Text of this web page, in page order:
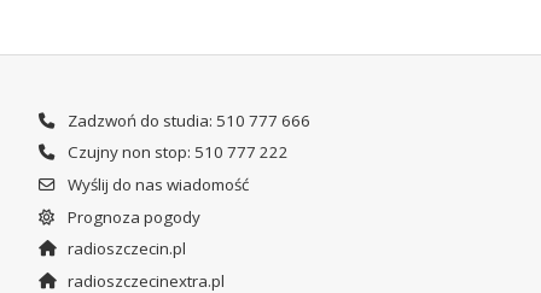
Zadzwoń do studia: 510 777 666
Czujny non stop: 510 777 222
Wyślij do nas wiadomość
Prognoza pogody
radioszczecin.pl
radioszczecinextra.pl